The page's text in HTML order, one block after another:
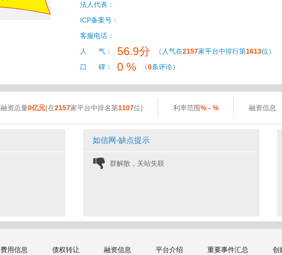
法人代表：
ICP备案号：
客服电话：
人 气：
56.9分 （人气在2157家平台中排行第1613位）
口 碑：
0 % （0条评论）
融资总量0亿元(在2157家平台中排名第1107位) 利率范围% - % 融资信息
如信网-缺点提示
群解散，关站失联
费用信息 债权转让 融资信息 平台介绍 重要事件汇总 创